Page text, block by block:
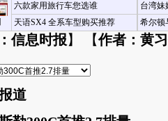
六款家用旅行车您选谁
天语SX4 全系车型购买推荐
台湾妹
希尔顿
信息时报 】 【作者：黄
道